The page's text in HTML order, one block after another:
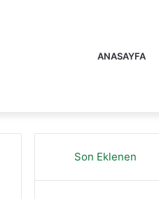
ANASAYFA
Son Eklenen